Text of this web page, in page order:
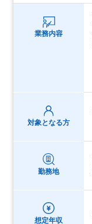
業務内容
対象となる方
勤務地
想定年収